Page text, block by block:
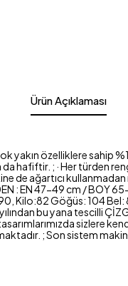
Ürün Açıklaması
yakın özelliklere sahip
hafiftir. ; · Her türden
de ağartıcı
: EN 47-49 cm / BOY
Kilo:82 Göğüs: 104
bu yana tescilli
sizlere
; Son sistem